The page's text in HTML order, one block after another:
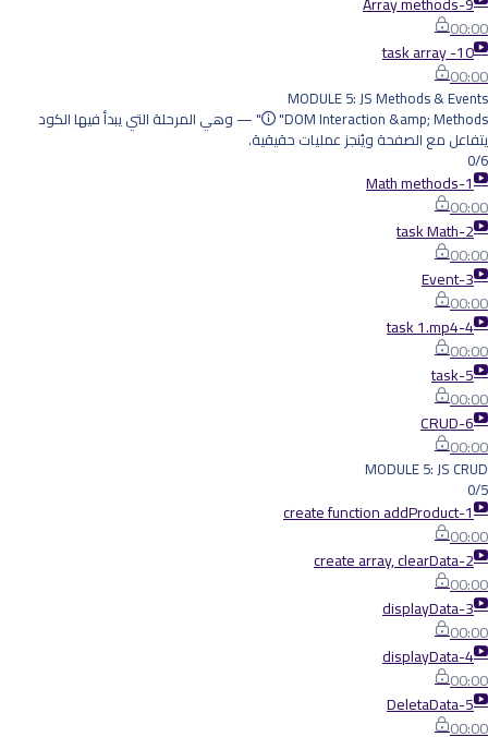
00:00
10- task array
00:00
MODULE 5: JS Methods & Events
"DOM Interaction &amp; Methods" — وهي المرحلة التي يبدأ فيها الكود
يتفاعل مع الصفحة ويُنجز عمليات حقيقية.
0/6
1-Math methods
00:00
2-task Math
00:00
3-Event
00:00
4-task 1.mp4
00:00
5-task
00:00
6-CRUD
00:00
MODULE 5: JS CRUD
0/5
1-create function addProduct
00:00
2-create array, clearData
00:00
3-displayData
00:00
4-displayData
00:00
5-DeletaData
00:00